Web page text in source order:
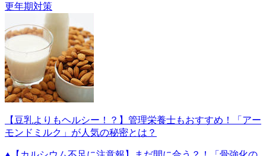
更年期対策
【豆乳よりもヘルシー！？】管理栄養士もおすすめ！「アー
モンドミルク」が人気の秘密とは？